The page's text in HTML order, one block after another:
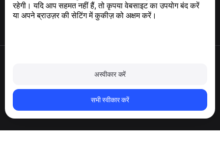
रहेगी। यदि आप सहमत नहीं हैं, तो कृपया वेबसाइट का उपयोग बंद करें
या अपने ब्राउज़र की सेटिंग में कुकीज़ को अक्षम करें।
अस्वीकार करें
सभी स्वीकार करें
खाता और व्यक्तिगत डेटा हटाएँ